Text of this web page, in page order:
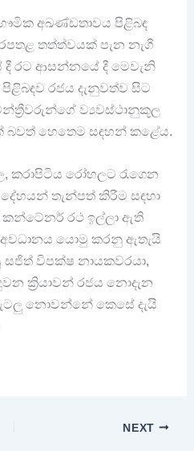
අඛණ්ඩතාවය පිළිබඳ
තත්ත්වයක් පැන නැගී
දී රට ආසන්නයේ දී මෙවැනි
රජය දැනුවත්ව සිට
ව්‍යවස්ථානුකූල
බවත් හෙතෙම සඳහන් කළේය.
කරාපිටිය රෝහලට රැගෙන
තැන්පත් කිරීම සඳහා
රථ ඉල්ලා ඇති
යොමු කරනු ඇතැයි
සජිත් විපක්ෂ නායකවරයා,
ක්‍රියාවන් රජය නොදැන
නොවන්නේ කෙසේ දැයි
NEXT